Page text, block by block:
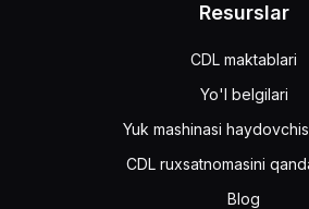
Resurslar
CDL maktablari
Yo'l belgilari
Yuk mashinasi
CDL ruxsatnomasini
Blog